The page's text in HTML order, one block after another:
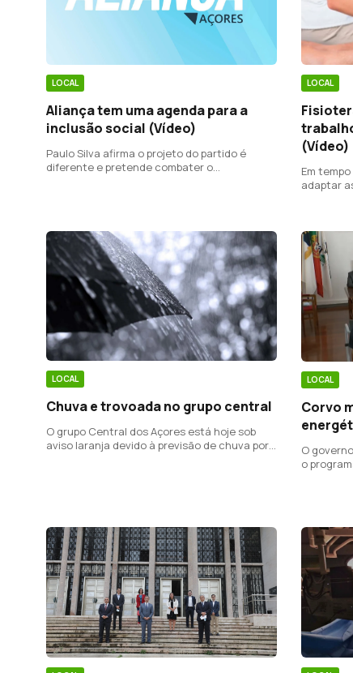
LOCAL
Aliança tem uma agenda para a
inclusão social (Vídeo)
Paulo Silva afirma o projeto do partido é
diferente e pretende combater o
LOCAL
(Vídeo)
Em
adaptar
LOCAL
Chuva e trovoada no grupo central
O grupo Central dos Açores está hoje sob
aviso laranja devido à previsão de chuva por
LOCAL
Corvo
O
o